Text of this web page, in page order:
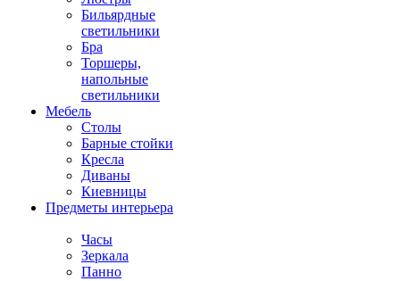
Бильярдные
светильники
Бра
Торшеры,
напольные
светильники
Мебель
Столы
Барные стойки
Кресла
Диваны
Киевницы
Предметы интерьера
Часы
Зеркала
Панно